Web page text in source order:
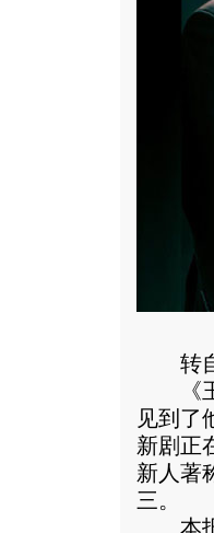
转自:
《玉
见到了
新剧正
新人著
三。
本报